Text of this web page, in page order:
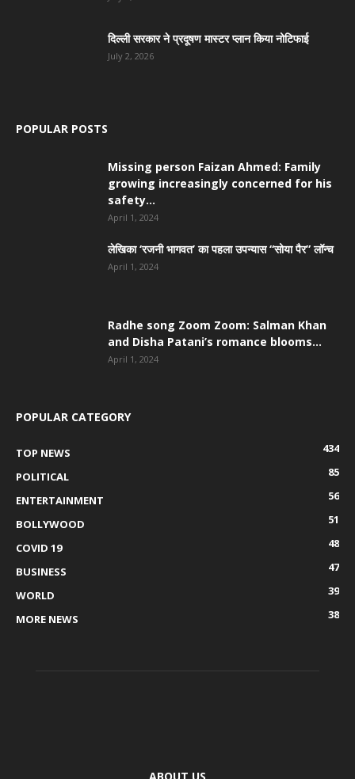
दिल्ली सरकार ने प्रदूषण मास्टर प्लान किया नोटिफाई
July 2, 2026
POPULAR POSTS
Missing person Faizan Ahmed: Family
growing increasingly concerned for his
safety...
April 1, 2024
लेखिका ‘रजनी भागवत’ का पहला उपन्यास “सोया पैर” लॉन्च
April 1, 2024
Radhe song Zoom Zoom: Salman Khan
and Disha Patani’s romance blooms...
April 1, 2024
POPULAR CATEGORY
TOP NEWS
434
POLITICAL
85
ENTERTAINMENT
56
BOLLYWOOD
51
COVID 19
48
BUSINESS
47
WORLD
39
MORE NEWS
38